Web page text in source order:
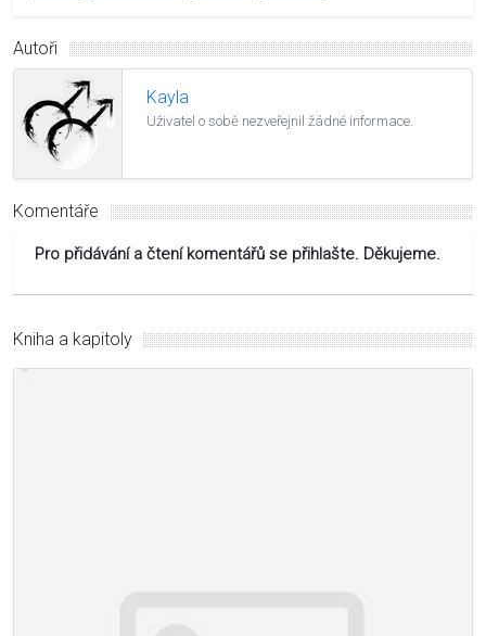
Autoři
Kayla
Uživatel o sobě nezveřejnil žádné informace.
Komentáře
Pro přidávání a čtení komentářů se přihlašte. Děkujeme.
Kniha a kapitoly